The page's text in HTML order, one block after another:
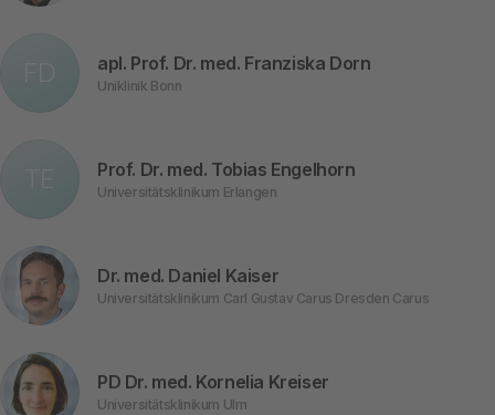
FD apl. Prof. Dr. med. Franziska Dorn
Uniklinik Bonn
TE Prof. Dr. med. Tobias Engelhorn
Universitätsklinikum Erlangen
Dr. med. Daniel Kaiser
Universitätsklinikum Carl Gustav Carus Dresden Carus
PD Dr. med. Kornelia Kreiser
Universitätsklinikum Ulm